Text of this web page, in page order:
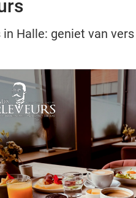
Halle: geniet van